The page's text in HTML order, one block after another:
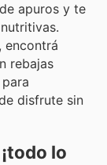
apuros y te
encontrá
rebajas
disfrute sin
lo